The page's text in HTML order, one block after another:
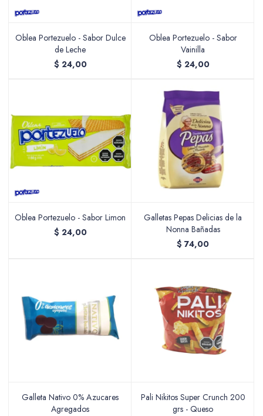
Oblea Portezuelo - Sabor Dulce
de Leche
$ 24,00
Oblea Portezuelo - Sabor
Vainilla
$ 24,00
Oblea Portezuelo - Sabor Limon
$ 24,00
Galletas Pepas Delicias de la
Nonna Bañadas
$ 74,00
Galleta Nativo 0% Azucares
Agregados
Pali Nikitos Super Crunch 200
grs - Queso